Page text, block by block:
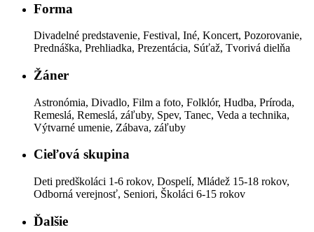
Forma
Divadelné predstavenie, Festival, Iné, Koncert, Pozorovanie,
Prednáška, Prehliadka, Prezentácia, Súťaž, Tvorivá dielňa
Žáner
Astronómia, Divadlo, Film a foto, Folklór, Hudba, Príroda,
Remeslá, Remeslá, záľuby, Spev, Tanec, Veda a technika,
Výtvarné umenie, Zábava, záľuby
Cieľová skupina
Deti predškoláci 1-6 rokov, Dospelí, Mládež 15-18 rokov,
Odborná verejnosť, Seniori, Školáci 6-15 rokov
Ďalšie